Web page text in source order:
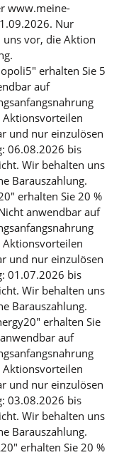
www.meine-
Nur
vor, die Aktion
erhalten Sie 5
auf
Aktionsvorteilen
und nur einzulösen
06.08.2026 bis
Wir behalten uns
Barauszahlung.
erhalten Sie 20 %
anwendbar auf
Aktionsvorteilen
und nur einzulösen
01.07.2026 bis
Wir behalten uns
Barauszahlung.
erhalten Sie
auf
Aktionsvorteilen
und nur einzulösen
03.08.2026 bis
Wir behalten uns
Barauszahlung.
erhalten Sie 20 %